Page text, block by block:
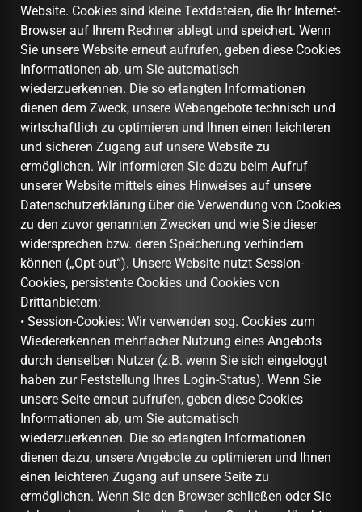
Website. Cookies sind kleine Textdateien, die Ihr Internet-
Browser auf Ihrem Rechner ablegt und speichert. Wenn
Sie unsere Website erneut aufrufen, geben diese Cookies
Informationen ab, um Sie automatisch
wiederzuerkennen. Die so erlangten Informationen
dienen dem Zweck, unsere Webangebote technisch und
wirtschaftlich zu optimieren und Ihnen einen leichteren
und sicheren Zugang auf unsere Website zu
ermöglichen. Wir informieren Sie dazu beim Aufruf
unserer Website mittels eines Hinweises auf unsere
Datenschutzerklärung über die Verwendung von Cookies
zu den zuvor genannten Zwecken und wie Sie dieser
widersprechen bzw. deren Speicherung verhindern
können („Opt-out“). Unsere Website nutzt Session-
Cookies, persistente Cookies und Cookies von
Drittanbietern:
• Session-Cookies: Wir verwenden sog. Cookies zum
Wiedererkennen mehrfacher Nutzung eines Angebots
durch denselben Nutzer (z.B. wenn Sie sich eingeloggt
haben zur Feststellung Ihres Login-Status). Wenn Sie
unsere Seite erneut aufrufen, geben diese Cookies
Informationen ab, um Sie automatisch
wiederzuerkennen. Die so erlangten Informationen
dienen dazu, unsere Angebote zu optimieren und Ihnen
einen leichteren Zugang auf unsere Seite zu
ermöglichen. Wenn Sie den Browser schließen oder Sie